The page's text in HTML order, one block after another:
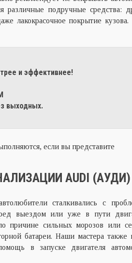
различные подручные средства:
лакокрасочное покрытие
и эффективнее!
выходных.
если вы представите
AUDI (АУДИ)
сталкивались с
выездом или уже в пути
причине сильных морозов или
батареи. Наши мастера также
в запуске двигателя